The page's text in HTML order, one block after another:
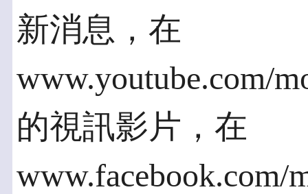
新消息，在
www.youtube.com/
的視訊影片，在
www.facebook.com/